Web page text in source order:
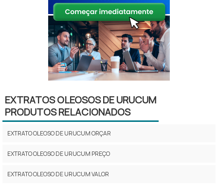
EXTRATOS OLEOSOS DE URUCUM
PRODUTOS RELACIONADOS
EXTRATO OLEOSO DE URUCUM ORÇAR
EXTRATO OLEOSO DE URUCUM PREÇO
EXTRATO OLEOSO DE URUCUM VALOR